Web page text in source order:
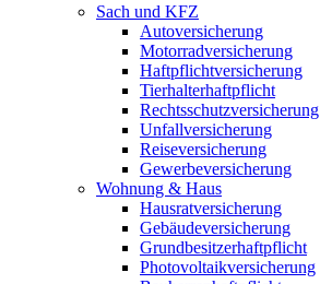
Sach und KFZ
Autoversicherung
Motorradversicherung
Haftpflichtversicherung
Tierhalterhaftpflicht
Rechtsschutzversicherung
Unfallversicherung
Reiseversicherung
Gewerbeversicherung
Wohnung & Haus
Hausratversicherung
Gebäudeversicherung
Grundbesitzerhaftpflicht
Photovoltaikversicherung